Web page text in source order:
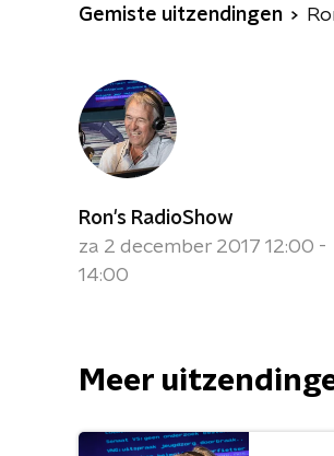
Gemiste uitzendingen
Ron's RadioShow
za 2 december 2017 12:00 -
14:00
Meer